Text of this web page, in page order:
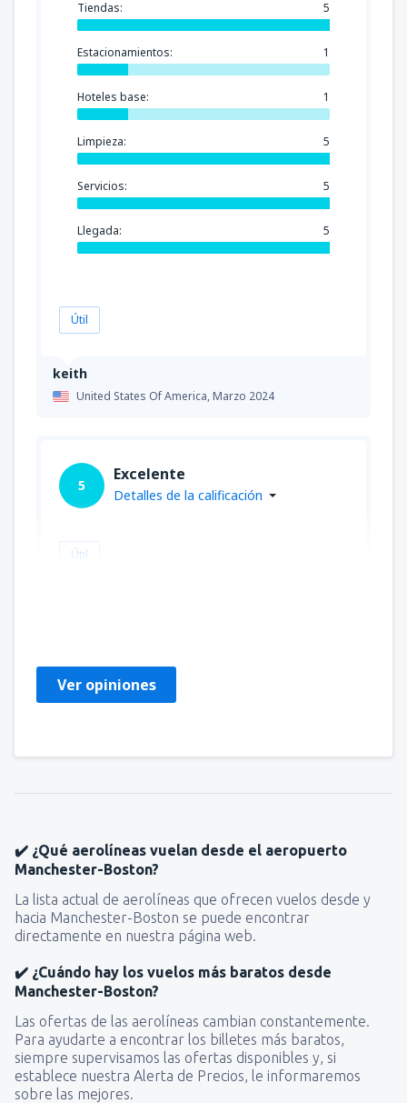
keith
United States Of America,Marzo 2024
Tiendas: 5
Estacionamientos: 1
Hoteles base: 1
Limpieza: 5
Servicios: 5
Llegada: 5
Útil
5
Excelente
Detalles de la calificación
Útil
Ver opiniones
✔️ ¿Qué aerolíneas vuelan desde el aeropuerto
Manchester-Boston?
La lista actual de aerolíneas que ofrecen vuelos desde y
hacia Manchester-Boston se puede encontrar
directamente en nuestra página web.
✔️ ¿Cuándo hay los vuelos más baratos desde
Manchester-Boston?
Las ofertas de las aerolíneas cambian constantemente.
Para ayudarte a encontrar los billetes más baratos,
siempre supervisamos las ofertas disponibles y, si
establece nuestra Alerta de Precios, le informaremos
sobre las mejores.